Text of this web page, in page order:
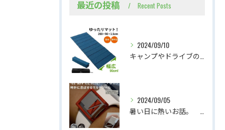
最近の投稿 Recent Posts
2024/09/10
2024/09/05